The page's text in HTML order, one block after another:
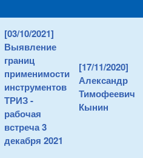
[03/10/2021]
Выявление
границ
применимости
инструментов
ТРИЗ -
рабочая
встреча 3
декабря 2021
[17/11/2020]
Александр
Тимофеевич
Кынин